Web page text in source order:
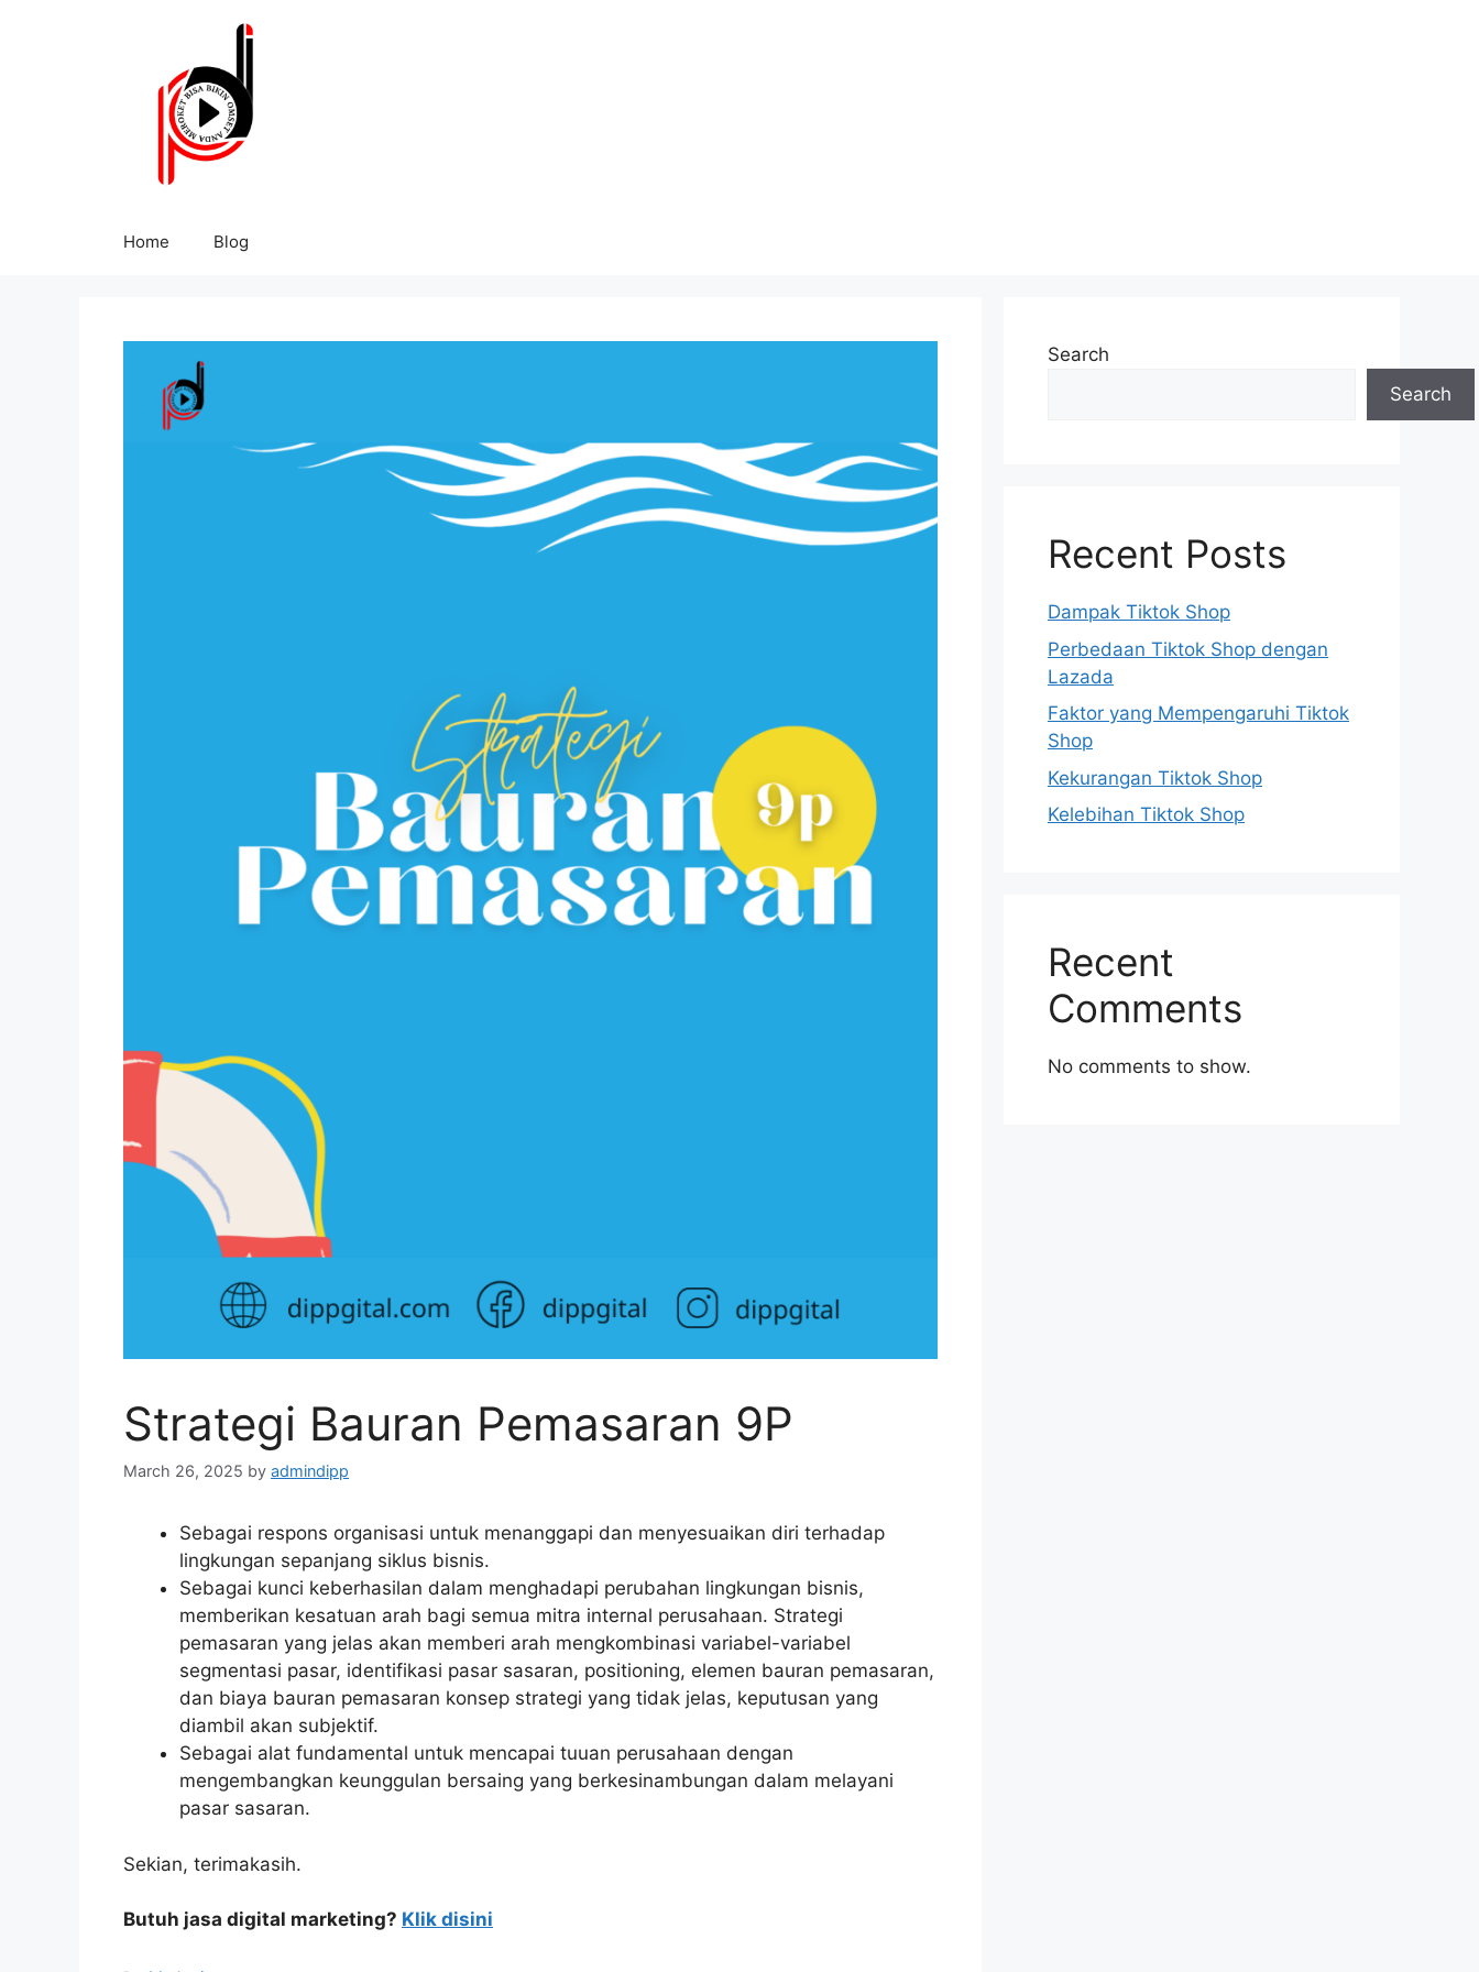
Home Blog
Strategi Bauran Pemasaran 9P
March 26, 2025 by admindipp
Sebagai respons organisasi untuk menanggapi dan menyesuaikan diri terhadap
lingkungan sepanjang siklus bisnis.
Sebagai kunci keberhasilan dalam menghadapi perubahan lingkungan bisnis,
memberikan kesatuan arah bagi semua mitra internal perusahaan. Strategi
pemasaran yang jelas akan memberi arah mengkombinasi variabel-variabel
segmentasi pasar, identifikasi pasar sasaran, positioning, elemen bauran pemasaran,
dan biaya bauran pemasaran konsep strategi yang tidak jelas, keputusan yang
diambil akan subjektif.
Sebagai alat fundamental untuk mencapai tuuan perusahaan dengan
mengembangkan keunggulan bersaing yang berkesinambungan dalam melayani
pasar sasaran.
Sekian, terimakasih.
Butuh jasa digital marketing? Klik disini
Search
Search
Recent Posts
Dampak Tiktok Shop
Perbedaan Tiktok Shop dengan
Lazada
Faktor yang Mempengaruhi Tiktok
Shop
Kekurangan Tiktok Shop
Kelebihan Tiktok Shop
Recent
Comments
No comments to show.